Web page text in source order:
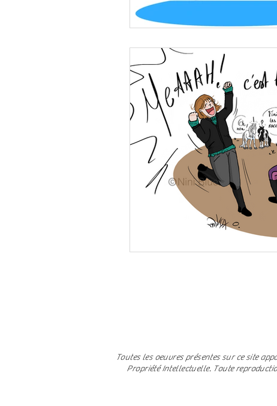
Toutes les oeuvres présentes sur ce site
Propriété Intellectuelle. Toute